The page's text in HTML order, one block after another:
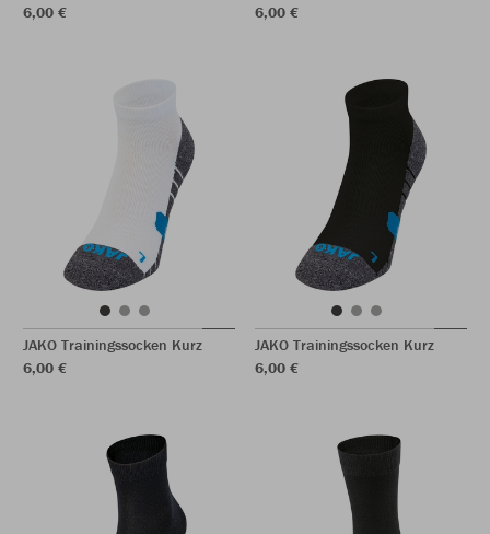
6,00 €
6,00 €
JAKO Trainingssocken Kurz
6,00 €
JAKO Trainingssocken Kurz
6,00 €